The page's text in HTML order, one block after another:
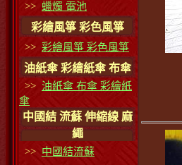
>> 蠟燭 電池
彩繪風箏 彩色風箏
>> 彩繪風箏 彩色風箏
油紙傘 彩繪紙傘 布傘
>> 油紙傘 布傘 彩繪紙
傘
中國結 流蘇 伸縮線 麻
繩
>> 中國結流蘇